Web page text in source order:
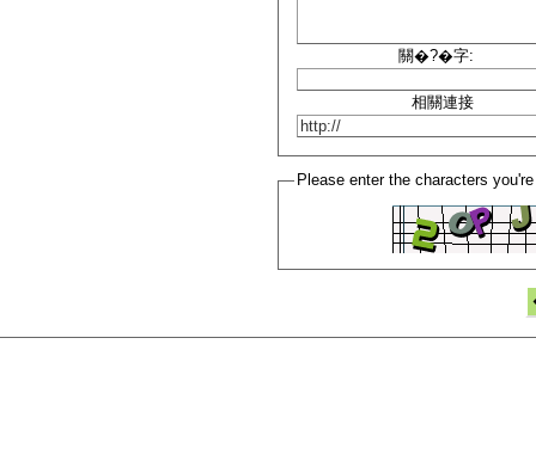
關�?�字:
相關連接
Please enter the characters